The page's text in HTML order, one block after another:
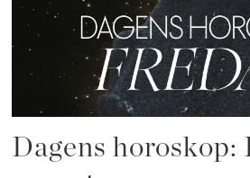
Dagens horoskop: